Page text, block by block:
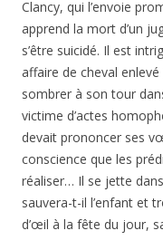
Clancy, qui l’envoie
apprend la mort d’un
s’être suicidé. Il est
affaire de cheval
sombrer à son tour
victime d’actes
devait prononcer ses
conscience que les
réaliser… Il se jette
sauvera-t-il l’enfant et
d’œil à la fête du jour,